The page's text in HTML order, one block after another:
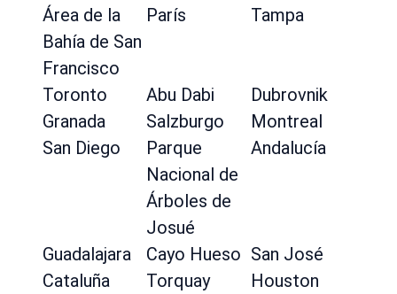
Área de la
Bahía de San
Francisco
París Tampa
Toronto Abu Dabi
Dubrovnik
Granada
Salzburgo
Montreal
San Diego
Parque
Nacional de
Árboles de
Josué
Andalucía
Guadalajara Cayo Hueso San José
Cataluña
Torquay
Houston